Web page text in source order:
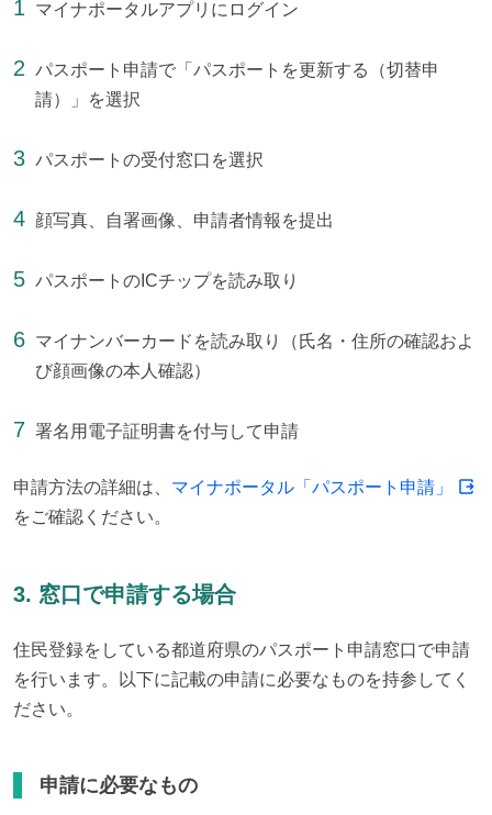
マイナポータルアプリにログイン
パスポート申請で「パスポートを更新する（切替申
請）」を選択
パスポートの受付窓口を選択
顔写真、自署画像、申請者情報を提出
パスポートのICチップを読み取り
マイナンバーカードを読み取り（氏名・住所の確認およ
び顔画像の本人確認）
署名用電子証明書を付与して申請
申請方法の詳細は、 マイナポータル「パスポート申請」
をご確認ください。
3. 窓口で申請する場合
住民登録をしている都道府県のパスポート申請窓口で申請
を行います。以下に記載の申請に必要なものを持参してく
ださい。
申請に必要なもの